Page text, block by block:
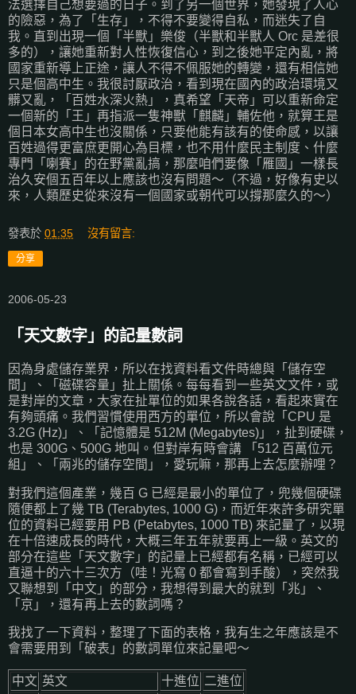
法選擇自己想要過的日子。到了另一個世界，她發現了人心
的險惡，為了「生存」，不得不要變得自私，而迷失了自
我。直到出現一個「半獸」樂俊（半獸和半獸人 Orc 是差很
多的），讓她重新對人性恢復信心，到之後她平定內亂，將
國家重新導上正途，讓人不得不佩服她的轉變，還有相信她
只是個高中生。我很討厭政治，看到現在國內的政治環境又
髒又亂，「百姓水深火熱」，真希望「天帝」可以重新命定
一個新的「王」再指派一隻神獸「麒麟」輔佐他，就算王是
個日本女高中生也沒關係，只要他能有該有的使命感，以讓
百姓過得更富庶更開心為目標，也不用什麼民主制度、什麼
專門「喇賽」的在野黨亂搞，那麼咱們要像「雁國」一樣長
治久安個五百年以上應該也沒有問題～（不過，好像有史以
來，人類歷史從來沒有一個國家或朝代可以撐那麼久的～）
發表於 01:35 沒有留言:
分享
2006-05-23
「天文數字」的記量數詞
因為身處儲存業界，所以在找資料看文件時總與「儲存空
間」、「磁碟容量」扯上關係。每每看到一些英文文件，或
是對岸的文章，大家在扯單位的如果各說各話，看起來實在
有夠頭痛。我們習慣使用西方的單位，所以會說「CPU 是
3.2G (Hz)」、「記憶體是 512M (Megabytes)」，扯到硬碟，
也是 300G、500G 地叫。但對岸有時會講 「512 百萬位元
組」、「兩兆的儲存空間」，愛玩嘛，那再上去怎麼辦哩？
對我們這個產業，幾百 G 已經是最小的單位了，兜幾個硬碟
隨便都上了幾 TB (Terabytes, 1000 G)，而近年來許多研究單
位的資料已經要用 PB (Petabytes, 1000 TB) 來記量了，以現
在十倍速成長的時代，大概三年五年就要再上一級。英文的
部分在這些「天文數字」的記量上已經都有名稱，已經可以
直逼十的六十三次方（哇！光寫 0 都會寫到手酸），突然我
又聯想到「中文」的部分，我想得到最大的就到「兆」、
「京」，還有再上去的數詞嗎？
我找了一下資料，整理了下面的表格，我有生之年應該是不
會需要用到「破表」的數詞單位來記量吧～
中文 英文 十進位 二進位